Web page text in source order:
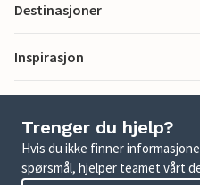
Destinasjoner
Inspirasjon
Trenger du hjelp?
Hvis du ikke finner
spørsmål, hjelper teamet vårt